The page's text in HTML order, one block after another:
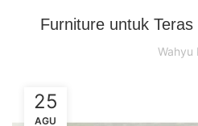
Furniture untuk
Wahyu
25
AGU